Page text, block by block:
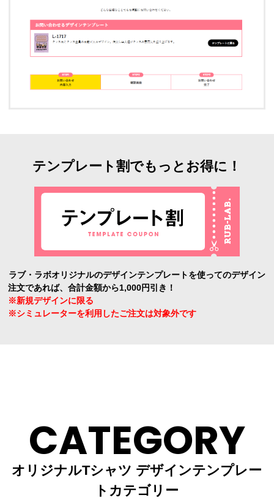
テンプレート割でもっとお得に！
ラブ・ラボオリジナルのデザインテンプレートを使ってのデザイン
注文であれば、合計金額から1,000円引き！
※新規デザインに限る
※シミュレーターを利用したご注文は対象外です
CATEGORY
オリジナルTシャツ デザインテンプレー
トカテゴリー